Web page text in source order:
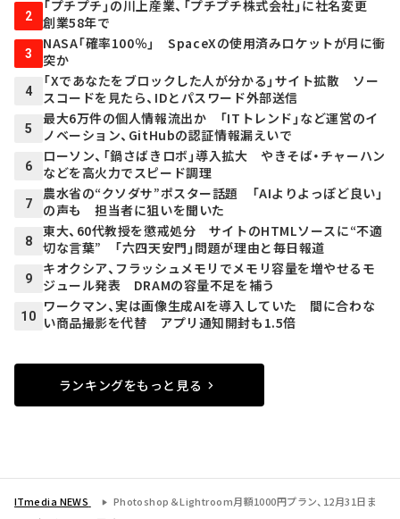
2
「プチプチ」の川上産業、「プチプチ株式会社」に社名変更
創業58年で
3
NASA「確率100％」 SpaceXの使用済みロケットが月に衝
突か
4
「Xであなたをブロックした人が分かる」サイト拡散 ソー
スコードを見たら、IDとパスワード外部送信
5
最大6万件の個人情報流出か 「ITトレンド」など運営のイ
ノベーション、GitHubの認証情報漏えいで
6
ローソン、「鍋さばきロボ」導入拡大 やきそば・チャーハン
などを高火力でスピード調理
7
農水省の“クソダサ”ポスター話題 「AIよりよっぽど良い」
の声も 担当者に狙いを聞いた
8
東大、60代教授を懲戒処分 サイトのHTMLソースに“不適
切な言葉” 「六四天安門」問題が理由と毎日報道
9
キオクシア、フラッシュメモリでメモリ容量を増やせるモ
ジュール発表 DRAMの容量不足を補う
10
ワークマン、実は画像生成AIを導入していた 間に合わな
い商品撮影を代替 アプリ通知開封も1.5倍
ランキングをもっと見る
ITmedia NEWS
Photoshop＆Lightroom月額1000円プラン、12月31日ま